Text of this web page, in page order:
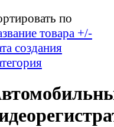
по
товара +/-
создания